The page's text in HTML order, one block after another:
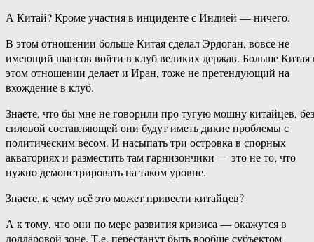
А Китай? Кроме участия в инциденте с Индией — ничего.
В этом отношении больше Китая сделал Эрдоган, вовсе не
имеющий шансов войти в клуб великих держав. Больше Китая
этом отношении делает и Иран, тоже не претендующий на
вхождение в клуб.
Знаете, что бы мне не говорили про тугую мошну китайцев, без
силовой составляющей они будут иметь дикие проблемы с
политическим весом. И насыпать три островка в спорных
акваториях и разместить там гарнизончики — это не то, что
нужно демонстрировать на таком уровне.
Знаете, к чему всё это может привести китайцев?
А к тому, что они по мере развития кризиса — окажутся в
долларовой зоне. Т.е. перестанут быть вообще субъектом